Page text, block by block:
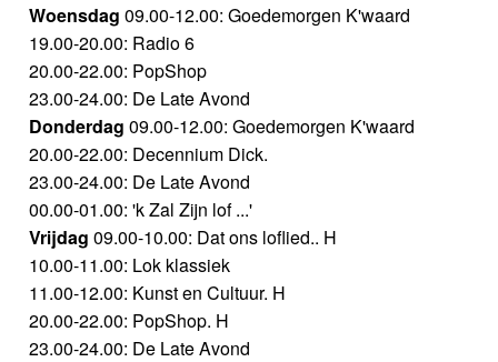
Woensdag 09.00-12.00: Goedemorgen K'waard
19.00-20.00: Radio 6
20.00-22.00: PopShop
23.00-24.00: De Late Avond
Donderdag 09.00-12.00: Goedemorgen K'waard
20.00-22.00: Decennium Dick.
23.00-24.00: De Late Avond
00.00-01.00: 'k Zal Zijn lof ...'
Vrijdag 09.00-10.00: Dat ons loflied.. H
10.00-11.00: Lok klassiek
11.00-12.00: Kunst en Cultuur. H
20.00-22.00: PopShop. H
23.00-24.00: De Late Avond